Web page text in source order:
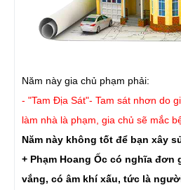
Năm này gia chủ phạm phải:
- "Tam Địa Sát"- Tam sát nhơn do
làm nhà là phạm, gia chủ sẽ mắc
Năm này không tốt để bạn xây
+ Phạm Hoang Ốc có nghĩa đơn
vắng, có âm khí xấu, tức là